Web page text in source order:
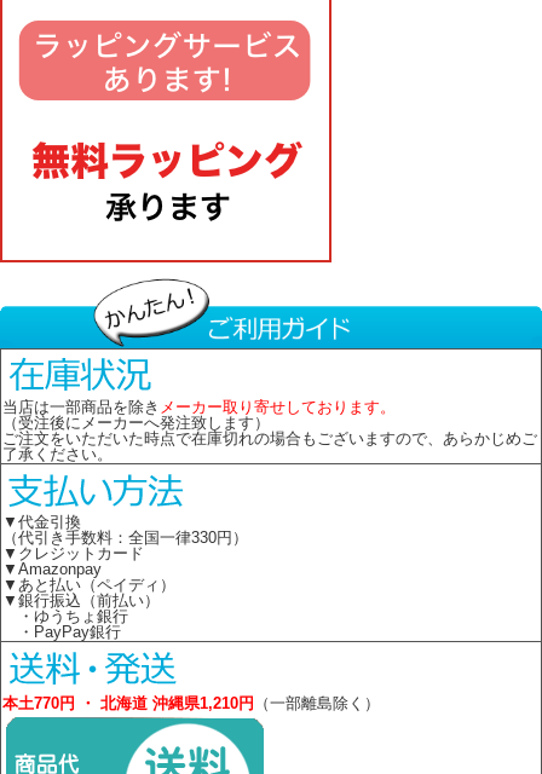
当店は一部商品を除き メーカー取り寄せしております。
（受注後にメーカーへ発注致します）
ご注文をいただいた時点で在庫切れの場合もございますので、あらかじめご
了承ください。
▼代金引換
（代引き手数料：全国一律330円）
▼クレジットカード
▼Amazonpay
▼あと払い（ペイディ）
▼銀行振込（前払い）
・ゆうちょ銀行
・PayPay銀行
本土770円 ・ 北海道 沖縄県1,210円 （一部離島除く）